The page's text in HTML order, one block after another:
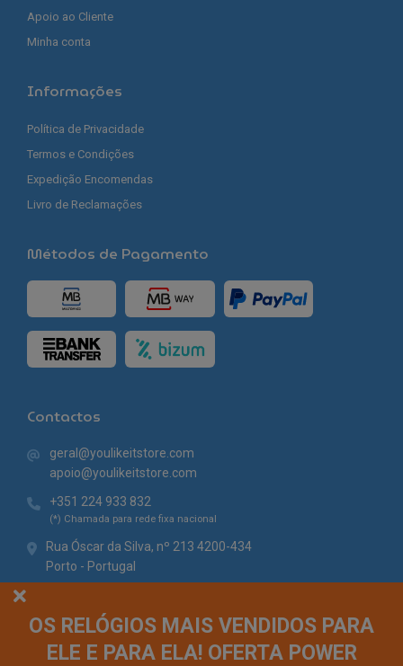
OS RELÓGIOS MAIS VENDIDOS PARA
ELE E PARA ELA! OFERTA POWER
Apoio ao Cliente
Minha conta
Informações
Política de Privacidade
Termos e Condições
Expedição Encomendas
Livro de Reclamações
Métodos de Pagamento
Contactos
geral@youlikeitstore.com
apoio@youlikeitstore.com
+351 224 933 832
(*) Chamada para rede fixa nacional
Rua Óscar da Silva, nº 213 4200-434
Porto - Portugal